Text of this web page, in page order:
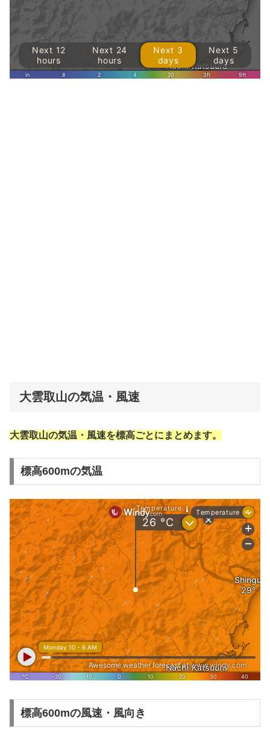
大雲取山の気温・風速
大雲取山の気温・風速を標高ごとにまとめます。
標高600mの気温
標高600mの風速・風向き